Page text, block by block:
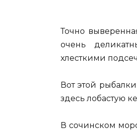
Точно
очень
хлесткими
Вот этой
здесь лобастую
В сочинском